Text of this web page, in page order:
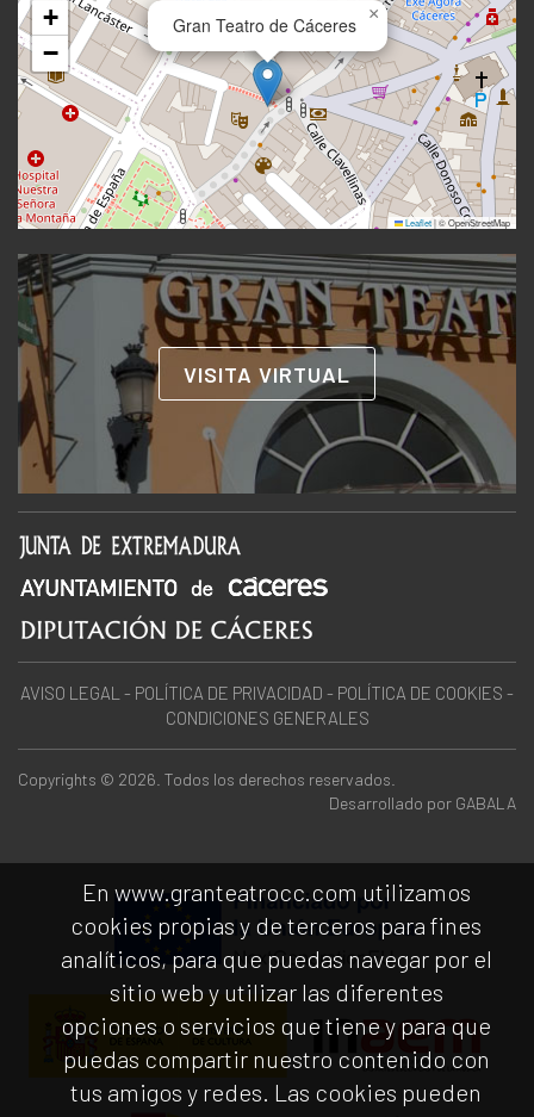
Gran Teatro de Cáceres ×
+
−
Leaflet|© OpenStreetMap
VISITA VIRTUAL
AVISO LEGAL - POLÍTICA DE PRIVACIDAD - POLÍTICA DE COOKIES -
CONDICIONES GENERALES
Copyrights © 2026. Todos los derechos reservados.
Desarrollado por GABALA
En www.granteatrocc.com utilizamos
cookies propias y de terceros para fines
analíticos, para que puedas navegar por el
sitio web y utilizar las diferentes
opciones o servicios que tiene y para que
puedas compartir nuestro contenido con
tus amigos y redes. Las cookies pueden